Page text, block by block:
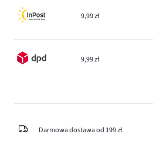
9,99 zł
9,99 zł
Darmowa dostawa od 199 zł